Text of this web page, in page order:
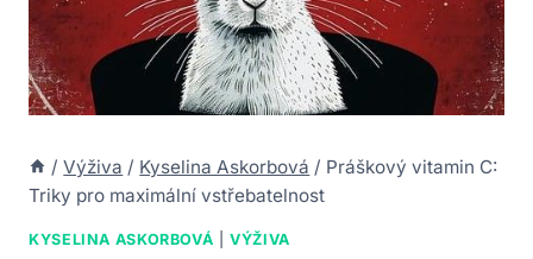
/ Výživa / Kyselina Askorbová / Práškový vitamin C:
Triky pro maximální vstřebatelnost
KYSELINA ASKORBOVÁ |VÝŽIVA